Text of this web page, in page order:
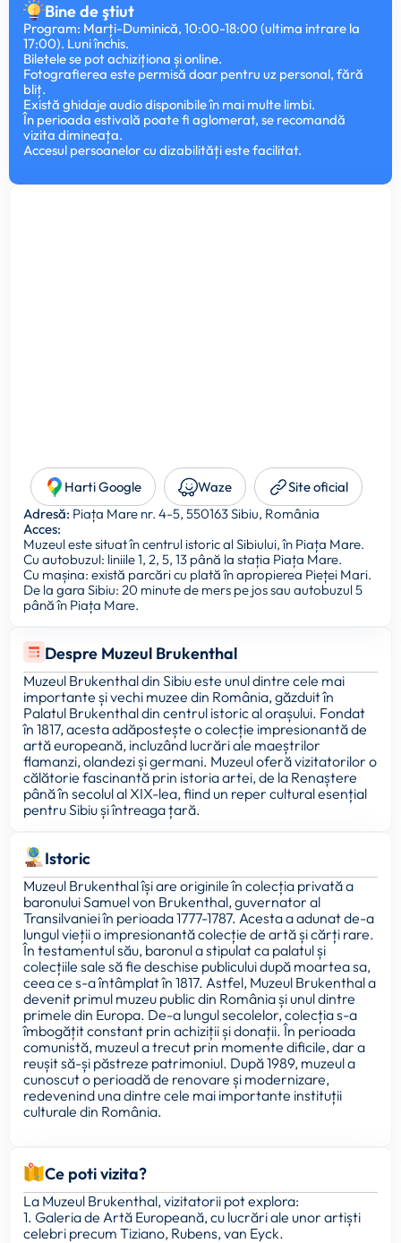
Despre Muzeul Brukenthal
Muzeul Brukenthal din Sibiu este unul dintre cele mai
importante și vechi muzee din România, găzduit în
Palatul Brukenthal din centrul istoric al orașului. Fondat
în 1817, acesta adăpostește o colecție impresionantă de
artă europeană, incluzând lucrări ale maeștrilor
flamanzi, olandezi și germani. Muzeul oferă vizitatorilor o
călătorie fascinantă prin istoria artei, de la Renaștere
până în secolul al XIX-lea, fiind un reper cultural esențial
pentru Sibiu și întreaga țară.
Istoric
Muzeul Brukenthal își are originile în colecția privată a
baronului Samuel von Brukenthal, guvernator al
Transilvaniei în perioada 1777-1787. Acesta a adunat de-a
lungul vieții o impresionantă colecție de artă și cărți rare.
În testamentul său, baronul a stipulat ca palatul și
colecțiile sale să fie deschise publicului după moartea sa,
ceea ce s-a întâmplat în 1817. Astfel, Muzeul Brukenthal a
devenit primul muzeu public din România și unul dintre
primele din Europa. De-a lungul secolelor, colecția s-a
îmbogățit constant prin achiziții și donații. În perioada
comunistă, muzeul a trecut prin momente dificile, dar a
reușit să-și păstreze patrimoniul. După 1989, muzeul a
cunoscut o perioadă de renovare și modernizare,
redevenind una dintre cele mai importante instituții
culturale din România.
Ce poti vizita?
La Muzeul Brukenthal, vizitatorii pot explora:
1. Galeria de Artă Europeană, cu lucrări ale unor artiști
celebri precum Tiziano, Rubens, van Eyck.
Bine de ştiut
Program: Marți-Duminică, 10:00-18:00 (ultima intrare la
17:00). Luni închis.
Biletele se pot achiziționa și online.
Fotografierea este permisă doar pentru uz personal, fără
bliț.
Există ghidaje audio disponibile în mai multe limbi.
În perioada estivală poate fi aglomerat, se recomandă
vizita dimineața.
Accesul persoanelor cu dizabilități este facilitat.
Harti Google Waze
Site oficial
Adresă: Piața Mare nr. 4-5, 550163 Sibiu, România
Acces:
Muzeul este situat în centrul istoric al Sibiului, în Piața Mare.
Cu autobuzul: liniile 1, 2, 5, 13 până la stația Piața Mare.
Cu mașina: există parcări cu plată în apropierea Pieței Mari.
De la gara Sibiu: 20 minute de mers pe jos sau autobuzul 5
până în Piața Mare.